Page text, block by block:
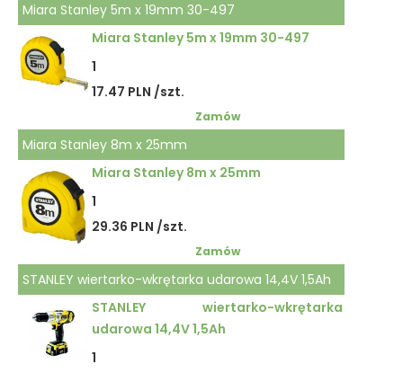
Miara Stanley 5m x 19mm 30-497
Miara Stanley 5m x 19mm 30-497
1
17.47 PLN /szt.
Zamów
Miara Stanley 8m x 25mm
Miara Stanley 8m x 25mm
1
29.36 PLN /szt.
Zamów
STANLEY wiertarko-wkrętarka udarowa 14,4V 1,5Ah
STANLEY wiertarko-wkrętarka
udarowa 14,4V 1,5Ah
1